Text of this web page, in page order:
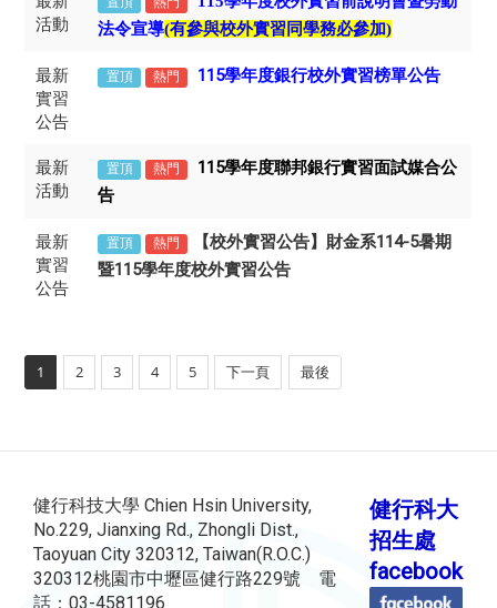
活動
法令宣導(有參與校外實習同學務必參加)
最新
實習
公告
置頂 熱門 115學年度銀行校外實習榜單公告
最新
活動
置頂 熱門
115學年度聯邦銀行實習面試媒合公
告
最新
實習
公告
置頂 熱門
​【校外實習公告】財金系114-5暑期
暨115學年度校外實習公告
1 2 3 4 5 下一頁 最後
健行科技大學 Chien Hsin University,
No.229, Jianxing Rd., Zhongli Dist.,
Taoyuan City 320312, Taiwan(R.O.C.)
320312桃園市中壢區健行路229號 電
話：03-4581196
健行科大
招生處
facebook